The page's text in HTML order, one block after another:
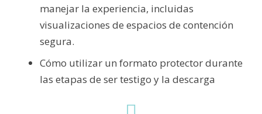
manejar la experiencia, incluidas
visualizaciones de espacios de contención
segura.
Cómo utilizar un formato protector durante
las etapas de ser testigo y la descarga